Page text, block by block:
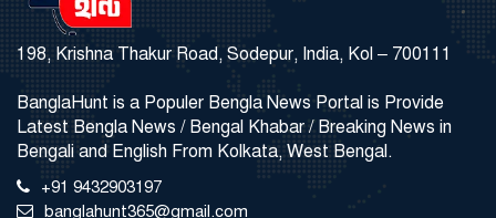
198, Krishna Thakur Road, Sodepur, India, Kol – 700111
BanglaHunt is a Populer Bengla News Portal is Provide
Latest Bengla News / Bengal Khabar / Breaking News in
Bengali and English From Kolkata, West Bengal.
+91 9432903197
banglahunt365@gmail.com